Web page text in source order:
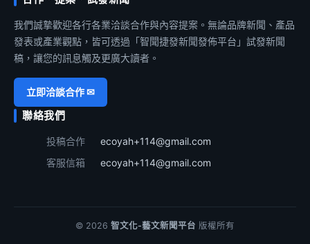
我們誠摯歡迎各行各業洽談合作與內容提案。無論品牌新聞、產品
發表或產業觀點，皆可透過「智聞捷發新聞發佈平台」試發新聞
稿，讓您的訊息觸及更廣大讀者。
立即洽談合作 ✉
聯絡我們
投稿合作
ecoyah+114@gmail.com
客服信箱
ecoyah+114@gmail.com
© 2026 智文化-藝文新聞平台 版權所有